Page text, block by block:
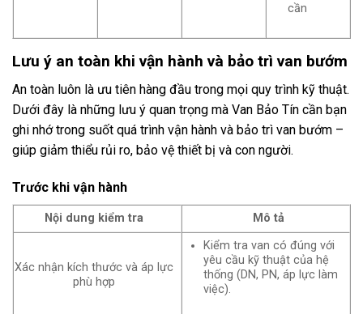
cần
Lưu ý an toàn khi vận hành và bảo trì van bướm
An toàn luôn là ưu tiên hàng đầu trong mọi quy trình kỹ thuật.
Dưới đây là những lưu ý quan trọng mà Van Bảo Tín cần bạn
ghi nhớ trong suốt quá trình vận hành và bảo trì van bướm –
giúp giảm thiểu rủi ro, bảo vệ thiết bị và con người.
Trước khi vận hành
Nội dung kiểm tra Mô tả
Xác nhận kích thước và áp lực
phù hợp
Kiểm tra van có đúng với
yêu cầu kỹ thuật của hệ
thống (DN, PN, áp lực làm
việc).